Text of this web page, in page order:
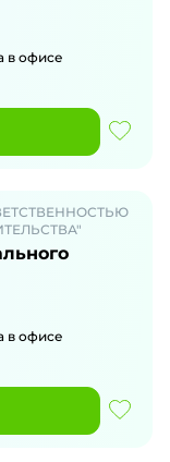
в офисе
в офисе